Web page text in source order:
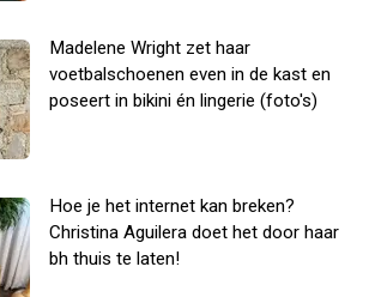
Madelene Wright zet haar
voetbalschoenen even in de kast en
poseert in bikini én lingerie (foto's)
Hoe je het internet kan breken?
Christina Aguilera doet het door haar
bh thuis te laten!